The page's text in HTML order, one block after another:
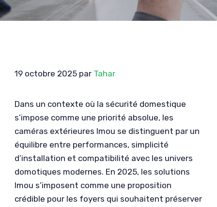
19 octobre 2025 par Tahar
Dans un contexte où la sécurité domestique
s’impose comme une priorité absolue, les
caméras extérieures Imou se distinguent par un
équilibre entre performances, simplicité
d’installation et compatibilité avec les univers
domotiques modernes. En 2025, les solutions
Imou s’imposent comme une proposition
crédible pour les foyers qui souhaitent préserver